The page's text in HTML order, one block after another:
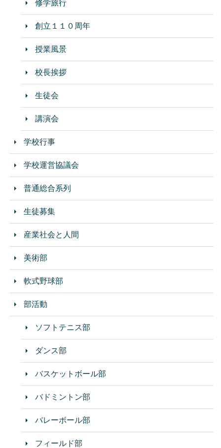
修学旅行
創立１１０周年
授業風景
校長挨拶
生徒会
講演会
学校行事
学校運営協議会
普通総合系列
生徒募集
産業社会と人間
美術部
軟式野球部
部活動
ソフトテニス部
ダンス部
バスケットボール部
バドミントン部
バレーボール部
フィールド部